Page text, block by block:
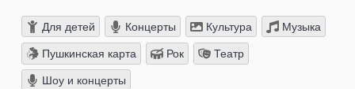
Для детей Концерты Культура Музыка
Пушкинская карта Рок Театр
Шоу и концерты